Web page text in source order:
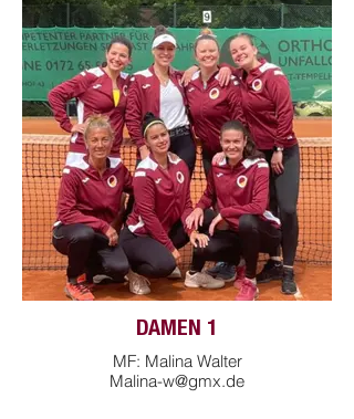
DAMEN 1
MF: Malina Walter
Malina-w@gmx.de